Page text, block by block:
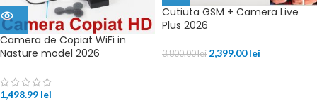
Camera de Copiat WiFi in
Nasture model 2026
1,498.99 lei
Cutiuta GSM + Camera Live
Plus 2026
3,800.00lei 2,399.00lei